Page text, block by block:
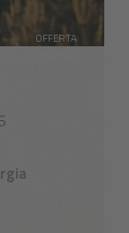
OFFERTA